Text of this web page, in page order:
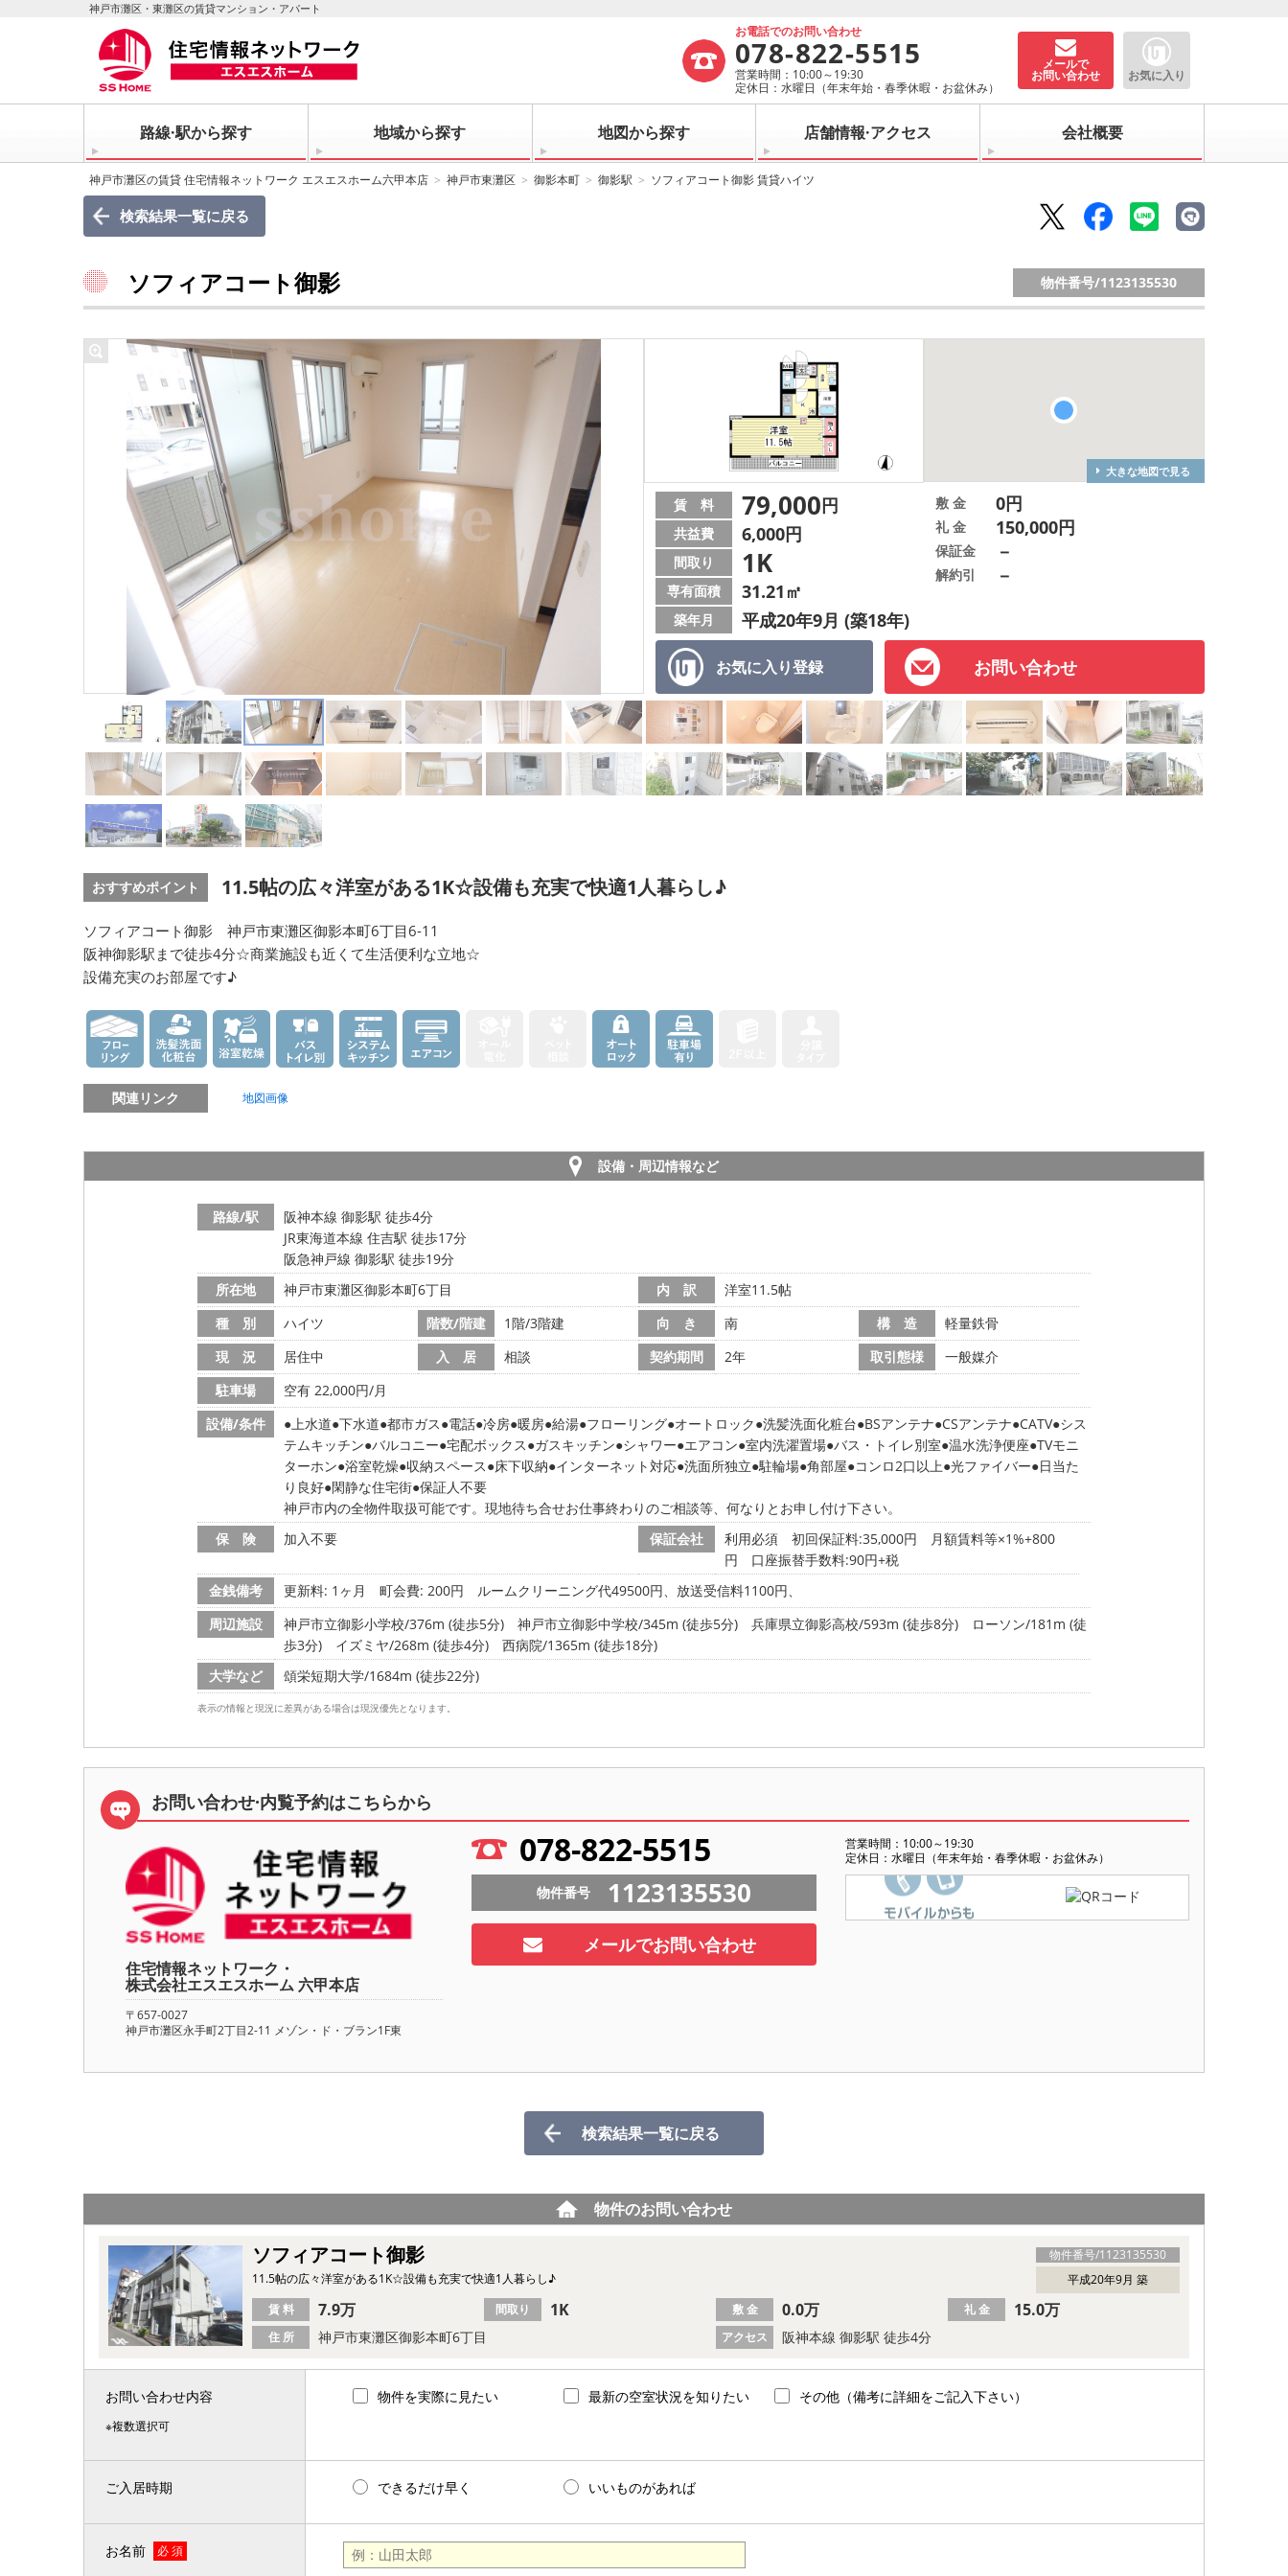
神戸市灘区・東灘区の賃貸マンション・アパート
お電話でのお問い合わせ
078-822-5515
営業時間：10:00～19:30
定休日：水曜日（年末年始・春季休暇・お盆休み）
メールで
お問い合わせ お気に入り
路線·駅から探す 地域から探す 地図から探す 店舗情報·アクセス 会社概要
神戸市灘区の賃貸 住宅情報ネットワーク エスエスホーム六甲本店 神戸市東灘区 御影本町 御影駅 ソフィアコート御影 賃貸ハイツ
検索結果一覧に戻る
ソフィアコート御影 物件番号/1123135530
大きな地図で見る
お気に入り登録 お問い合わせ
賃 料 79,000円
共益費 6,000円
間取り 1K
専有面積 31.21㎡
築年月 平成20年9月 (築18年)
敷 金 0円
礼 金 150,000円
保証金 －
解約引 －
おすすめポイント 11.5帖の広々洋室がある1K☆設備も充実で快適1人暮らし♪
ソフィアコート御影 神戸市東灘区御影本町6丁目6-11
阪神御影駅まで徒歩4分☆商業施設も近くて生活便利な立地☆
設備充実のお部屋です♪
関連リンク 地図画像
設備・周辺情報など
路線/駅
阪神本線 御影駅 徒歩4分
JR東海道本線 住吉駅 徒歩17分
阪急神戸線 御影駅 徒歩19分
所在地
神戸市東灘区御影本町6丁目 内 訳
洋室11.5帖
種 別
ハイツ 階数/階建 1階/3階建 向 き 南 構 造
軽量鉄骨
現 況
居住中 入 居 相談 契約期間 2年 取引態様
一般媒介
駐車場
空有 22,000円/月
設備/条件
上水道 下水道 都市ガス 電話 冷房 暖房 給湯 フローリング オートロック 洗髪洗面化粧台 BSアンテナ CSアンテナ CATV シス
テムキッチン バルコニー 宅配ボックス ガスキッチン シャワー エアコン 室内洗濯置場 バス・トイレ別室 温水洗浄便座 TVモニ
ターホン 浴室乾燥 収納スペース 床下収納 インターネット対応 洗面所独立 駐輪場 角部屋 コンロ2口以上 光ファイバー 日当た
り良好 閑静な住宅街 保証人不要
神戸市内の全物件取扱可能です。現地待ち合せお仕事終わりのご相談等、何なりとお申し付け下さい。
保 険
加入不要 保証会社
利用必須 初回保証料:35,000円 月額賃料等×1%+800
円 口座振替手数料:90円+税
金銭備考
更新料: 1ヶ月 町会費: 200円
ルームクリーニング代49500円、放送受信料1100円、
周辺施設
神戸市立御影小学校/376m (徒歩5分) 神戸市立御影中学校/345m (徒歩5分) 兵庫県立御影高校/593m (徒歩8分)
ローソン/181m (徒
歩3分)
イズミヤ/268m (徒歩4分)
西病院/1365m (徒歩18分)
大学など
頌栄短期大学/1684m (徒歩22分)
表示の情報と現況に差異がある場合は現況優先となります。
お問い合わせ·内覧予約はこちらから
住宅情報ネットワーク・
株式会社エスエスホーム 六甲本店
〒657-0027
神戸市灘区永手町2丁目2-11 メゾン・ド・ブラン1F東
078-822-5515
営業時間：10:00～19:30
定休日：水曜日（年末年始・春季休暇・お盆休み）
物件番号 1123135530
メールでお問い合わせ
検索結果一覧に戻る
物件のお問い合わせ
物件番号/1123135530
ソフィアコート御影
平成20年9月 築
11.5帖の広々洋室がある1K☆設備も充実で快適1人暮らし♪
住 所 神戸市東灘区御影本町6丁目 アクセス 阪神本線 御影駅 徒歩4分
賃 料 7.9万 間取り 1K 敷 金 0.0万 礼 金 15.0万
お問い合わせ内容
※複数選択可
物件を実際に見たい 最新の空室状況を知りたい その他（備考に詳細をご記入下さい）
ご入居時期 できるだけ早く いいものがあれば
お名前 必 須